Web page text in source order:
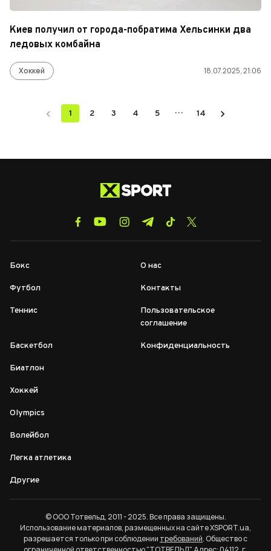
Киев получил от города-побратима Хельсинки два
ледовых комбайна
Хоккей 18.07.2025, 21:06
1 2 3 4 5 … 14
Бокс
Футбол
Теннис
Баскетбол
Биатлон
Хоккей
Olympics
Волейбол
Легка атлетика
Другие
О нас
Контакты
Пользовательское
соглашение
Конфиденциальность
© ООО Тотвельд, 2011 - 2025. Все права защищены.
Использование материалов, размещенных на сайте XSPORT.ua,
разрешается только при соблюдении требований. Общество с